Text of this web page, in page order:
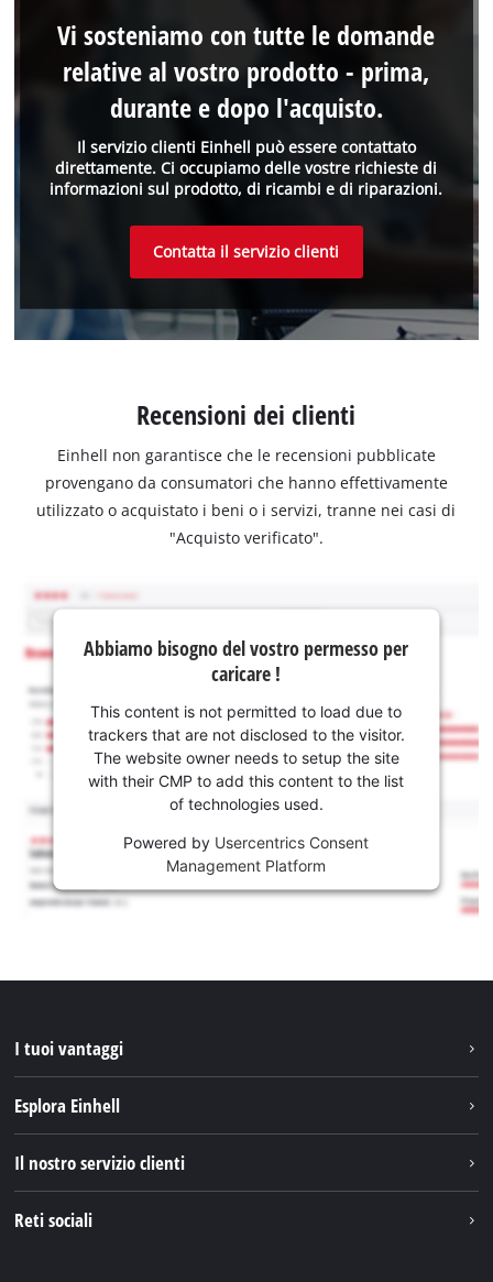
Il servizio clienti Einhell può essere contattato
direttamente. Ci occupiamo delle vostre richieste di
informazioni sul prodotto, di ricambi e di riparazioni.
Vi sosteniamo con tutte le domande
relative al vostro prodotto - prima,
durante e dopo l'acquisto.
Contatta il servizio clienti
Recensioni dei clienti
Einhell non garantisce che le recensioni pubblicate
provengano da consumatori che hanno effettivamente
utilizzato o acquistato i beni o i servizi, tranne nei casi di
"Acquisto verificato".
Abbiamo bisogno del vostro permesso per
caricare !
This content is not permitted to load due to
trackers that are not disclosed to the visitor.
The website owner needs to setup the site
with their CMP to add this content to the list
of technologies used.
Powered by Usercentrics Consent
Management Platform
I tuoi vantaggi
Esplora Einhell
Einhell Germany AG
Il nostro servizio clienti
Reti sociali